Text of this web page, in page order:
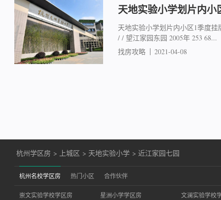
天地实验小学划片内小
天地实验小学划片内小区1季度
/ / 望江家园东园 2005年 253 68...
找房攻略
2021-04-08
杭州学区房 > 上城区 > 天地实验小学 >近江家园七园
杭州名校学区房 热门小区 合作伙伴
崇文实验学校学区房 星洲小学学区房 文澜实验学校